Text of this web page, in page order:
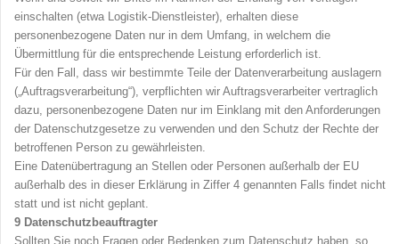
einschalten (etwa Logistik-Dienstleister), erhalten diese
personenbezogene Daten nur in dem Umfang, in welchem die
Übermittlung für die entsprechende Leistung erforderlich ist.
Für den Fall, dass wir bestimmte Teile der Datenverarbeitung auslagern
(„Auftragsverarbeitung“), verpflichten wir Auftragsverarbeiter vertraglich
dazu, personenbezogene Daten nur im Einklang mit den Anforderungen
der Datenschutzgesetze zu verwenden und den Schutz der Rechte der
betroffenen Person zu gewährleisten.
Eine Datenübertragung an Stellen oder Personen außerhalb der EU
außerhalb des in dieser Erklärung in Ziffer 4 genannten Falls findet nicht
statt und ist nicht geplant.
9 Datenschutzbeauftragter
Sollten Sie noch Fragen oder Bedenken zum Datenschutz haben, so